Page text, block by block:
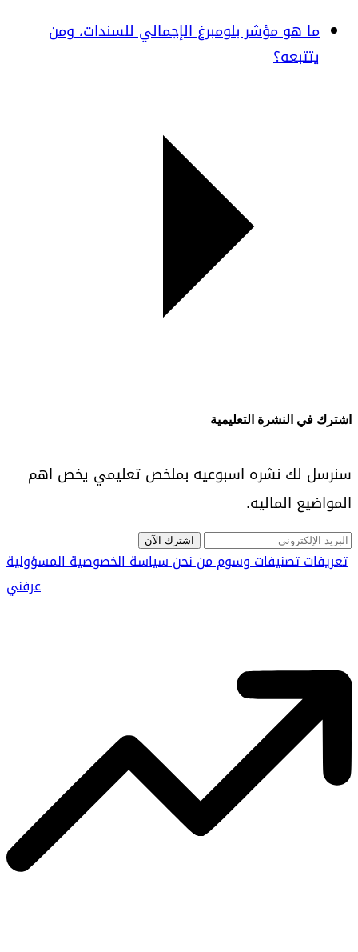
ما هو مؤشر بلومبرغ الإجمالي للسندات، ومن
يتتبعه؟
اشترك في النشرة التعليمية
سنرسل لك نشره اسبوعيه بملخص تعليمي يخص اهم
المواضيع الماليه.
اشترك الآن
تعريفاتتصنيفاتوسوممن نحنسياسة الخصوصيةالمسؤولية
عرفني